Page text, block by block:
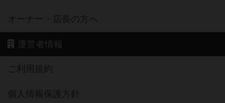
オーナー・店長の方へ
運営者情報
ご利用規約
個人情報保護方針